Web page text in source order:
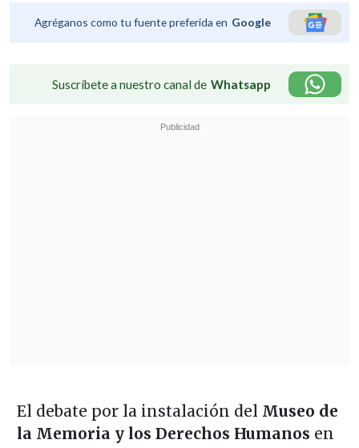
Agréganos como tu fuente preferida en Google
Suscríbete a nuestro canal de Whatsapp
El debate por la instalación del Museo de
la Memoria y los Derechos Humanos en